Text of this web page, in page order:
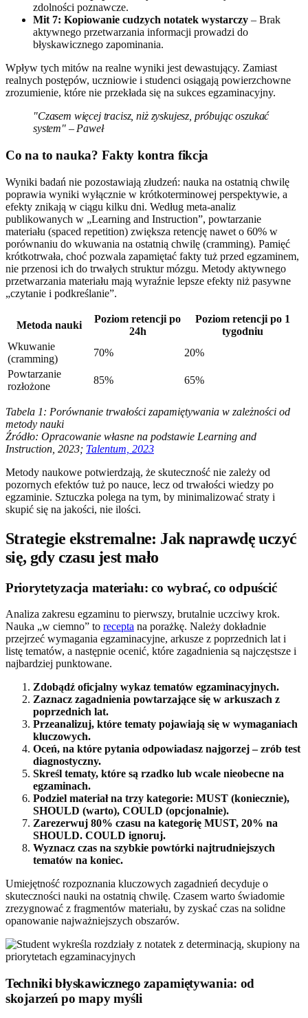
zdolności poznawcze.
Mit 7: Kopiowanie cudzych notatek wystarczy – Brak
aktywnego przetwarzania informacji prowadzi do
błyskawicznego zapominania.
Wpływ tych mitów na realne wyniki jest dewastujący. Zamiast
realnych postępów, uczniowie i studenci osiągają powierzchowne
zrozumienie, które nie przekłada się na sukces egzaminacyjny.
"Czasem więcej tracisz, niż zyskujesz, próbując oszukać
system" – Paweł
Co na to nauka? Fakty kontra fikcja
Wyniki badań nie pozostawiają złudzeń: nauka na ostatnią chwilę
poprawia wyniki wyłącznie w krótkoterminowej perspektywie, a
efekty znikają w ciągu kilku dni. Według meta-analiz
publikowanych w „Learning and Instruction”, powtarzanie
materiału (spaced repetition) zwiększa retencję nawet o 60% w
porównaniu do wkuwania na ostatnią chwilę (cramming). Pamięć
krótkotrwała, choć pozwala zapamiętać fakty tuż przed egzaminem,
nie przenosi ich do trwałych struktur mózgu. Metody aktywnego
przetwarzania materiału mają wyraźnie lepsze efekty niż pasywne
„czytanie i podkreślanie”.
Metoda nauki
Poziom retencji po
24h
Poziom retencji po 1
tygodniu
Wkuwanie
(cramming)
70%
20%
Powtarzanie
rozłożone
85% 65%
Tabela 1: Porównanie trwałości zapamiętywania w zależności od
metody nauki
Źródło: Opracowanie własne na podstawie Learning and
Instruction, 2023; Talentum, 2023
Metody naukowe potwierdzają, że skuteczność nie zależy od
pozornych efektów tuż po nauce, lecz od trwałości wiedzy po
egzaminie. Sztuczka polega na tym, by minimalizować straty i
skupić się na jakości, nie ilości.
Strategie ekstremalne: Jak naprawdę uczyć
się, gdy czasu jest mało
Priorytetyzacja materiału: co wybrać, co odpuścić
Analiza zakresu egzaminu to pierwszy, brutalnie uczciwy krok.
Nauka „w ciemno” to recepta na porażkę. Należy dokładnie
przejrzeć wymagania egzaminacyjne, arkusze z poprzednich lat i
listę tematów, a następnie ocenić, które zagadnienia są najczęstsze i
najbardziej punktowane.
Zdobądź oficjalny wykaz tematów egzaminacyjnych.
Zaznacz zagadnienia powtarzające się w arkuszach z
poprzednich lat.
Przeanalizuj, które tematy pojawiają się w wymaganiach
kluczowych.
Oceń, na które pytania odpowiadasz najgorzej – zrób test
diagnostyczny.
Skreśl tematy, które są rzadko lub wcale nieobecne na
egzaminach.
Podziel materiał na trzy kategorie: MUST (koniecznie),
SHOULD (warto), COULD (opcjonalnie).
Zarezerwuj 80% czasu na kategorię MUST, 20% na
SHOULD. COULD ignoruj.
Wyznacz czas na szybkie powtórki najtrudniejszych
tematów na koniec.
Umiejętność rozpoznania kluczowych zagadnień decyduje o
skuteczności nauki na ostatnią chwilę. Czasem warto świadomie
zrezygnować z fragmentów materiału, by zyskać czas na solidne
opanowanie najważniejszych obszarów.
Techniki błyskawicznego zapamiętywania: od
skojarzeń po mapy myśli